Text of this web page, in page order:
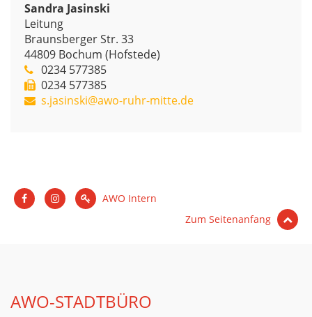
Sandra Jasinski
Leitung
Braunsberger Str. 33
44809 Bochum (Hofstede)
0234 577385
0234 577385
s.jasinski@awo-ruhr-mitte.de
AWO Intern
Zum Seitenanfang
AWO-STADTBÜRO